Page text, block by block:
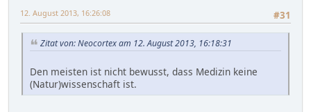
#31
12. August 2013, 16:26:08
Zitat von: Neocortex am 12. August 2013, 16:18:31
Den meisten ist nicht bewusst, dass Medizin keine
(Natur)wissenschaft ist.